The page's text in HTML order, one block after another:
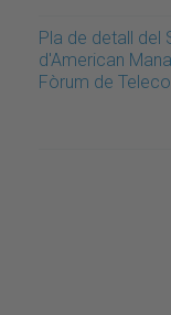
Pla de detall del
d'American
Fòrum de